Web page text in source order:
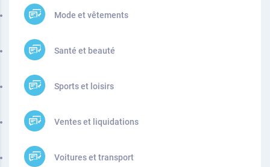
Mode et vêtements
Santé et beauté
Sports et loisirs
Ventes et liquidations
Voitures et transport